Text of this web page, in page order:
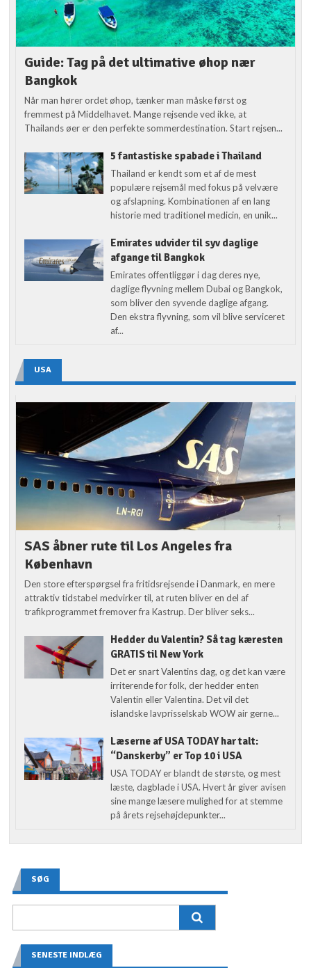
Guide: Tag på det ultimative øhop nær
Bangkok
Når man hører ordet øhop, tænker man måske først og
fremmest på Middelhavet. Mange rejsende ved ikke, at
Thailands øer er den perfekte sommerdestination. Start rejsen...
5 fantastiske spabade i Thailand
Thailand er kendt som et af de mest
populære rejsemål med fokus på velvære
og afslapning. Kombinationen af en lang
historie med traditionel medicin, en unik...
Emirates udvider til syv daglige
afgange til Bangkok
Emirates offentliggør i dag deres nye,
daglige flyvning mellem Dubai og Bangkok,
som bliver den syvende daglige afgang.
Den ekstra flyvning, som vil blive serviceret
af...
USA
SAS åbner rute til Los Angeles fra
København
Den store efterspørgsel fra fritidsrejsende i Danmark, en mere
attraktiv tidstabel medvirker til, at ruten bliver en del af
trafikprogrammet fremover fra Kastrup. Der bliver seks...
Hedder du Valentin? Så tag kæresten
GRATIS til New York
Det er snart Valentins dag, og det kan være
irriterende for folk, der hedder enten
Valentin eller Valentina. Det vil det
islandske lavprisselskab WOW air gerne...
Læserne af USA TODAY har talt:
“Danskerby” er Top 10 i USA
USA TODAY er blandt de største, og mest
læste, dagblade i USA. Hvert år giver avisen
sine mange læsere mulighed for at stemme
på årets rejsehøjdepunkter...
SØG
SENESTE INDLÆG